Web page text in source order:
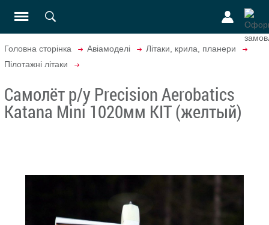
Головна сторінка Авіамоделі
Літаки, крила, планери
Пілотажні літаки
Самолёт р/у Precision Aerobatics
Katana Mini 1020мм KIT (желтый)